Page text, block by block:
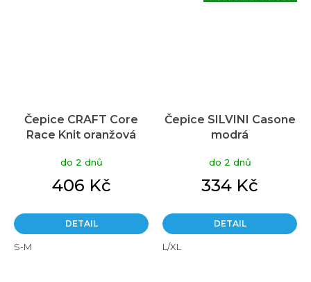
Čepice CRAFT Core
Race Knit oranžová
do 2 dnů
406 Kč
DETAIL
S-M
Čepice SILVINI Casone
modrá
do 2 dnů
334 Kč
DETAIL
L/XL